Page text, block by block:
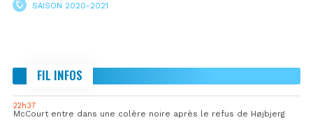
SAISON 2020-2021
FIL INFOS
22h37
McCourt entre dans une colère noire après le refus de Højbjerg